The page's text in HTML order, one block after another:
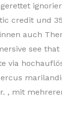
credit und
auch
see that
via
, mit